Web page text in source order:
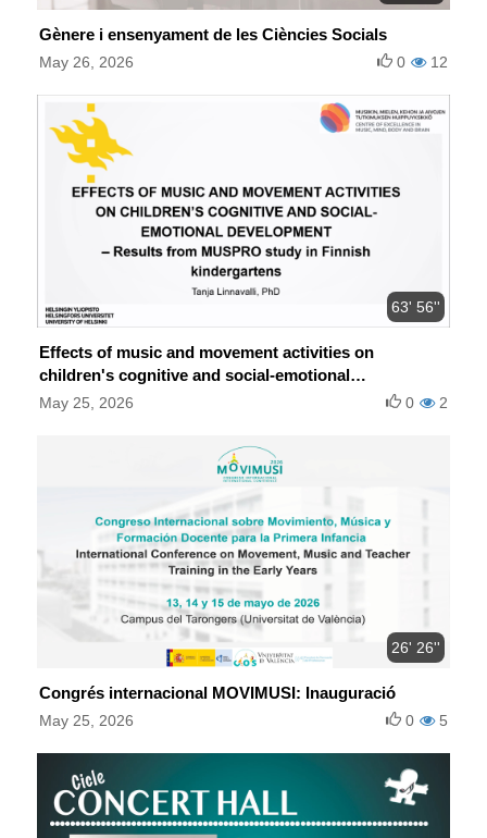
Gènere i ensenyament de les Ciències Socials
May 26, 2026 12
0
63' 56''
Effects of music and movement activities on
children's cognitive and social-emotional
development
May 25, 2026 2
0
26' 26''
Congrés internacional MOVIMUSI: Inauguració
May 25, 2026 5
0